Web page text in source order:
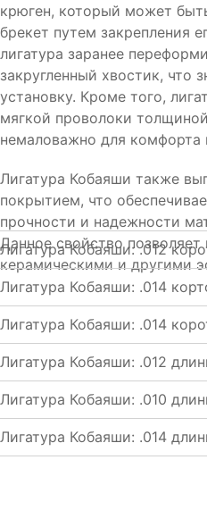
крюген, который может
брекет путем закрепления
лигатура заранее
закругленный хвостик, что
установку. Кроме того,
мягкой проволоки толщиной
немаловажно для комфорта
Лигатура Кобаяши также
покрытием, что
прочности и надежности
Данное свойство позволяет
керамическими и другими
Лигатура Кобаяши: .012
Лигатура Кобаяши: .014
Лигатура Кобаяши: .014
Лигатура Кобаяши: .012
Лигатура Кобаяши: .010
Лигатура Кобаяши: .014